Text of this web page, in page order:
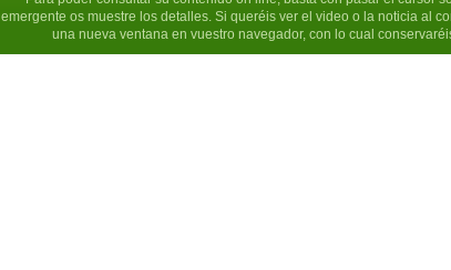
emergente os muestre los detalles. Si queréis ver el video o la noticia al
una nueva ventana en vuestro navegador, con lo cual